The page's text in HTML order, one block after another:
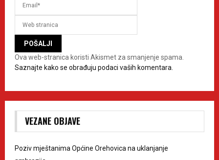
Ova web-stranica koristi Akismet za smanjenje spama.
Saznajte kako se obrađuju podaci vaših komentara.
VEZANE OBJAVE
Poziv mještanima Općine Orehovica na uklanjanje